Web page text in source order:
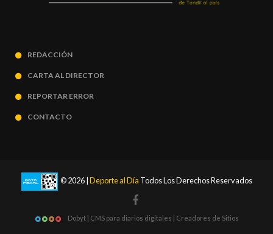
REDACCIÓN
CARTA AL DIRECTOR
REPORTAR ERROR
CONTACTO
© 2026 | Deporte al Día Todos Los Derechos Reservados
Dobyt | CMS para diarios digitales | Creadores de Sitios